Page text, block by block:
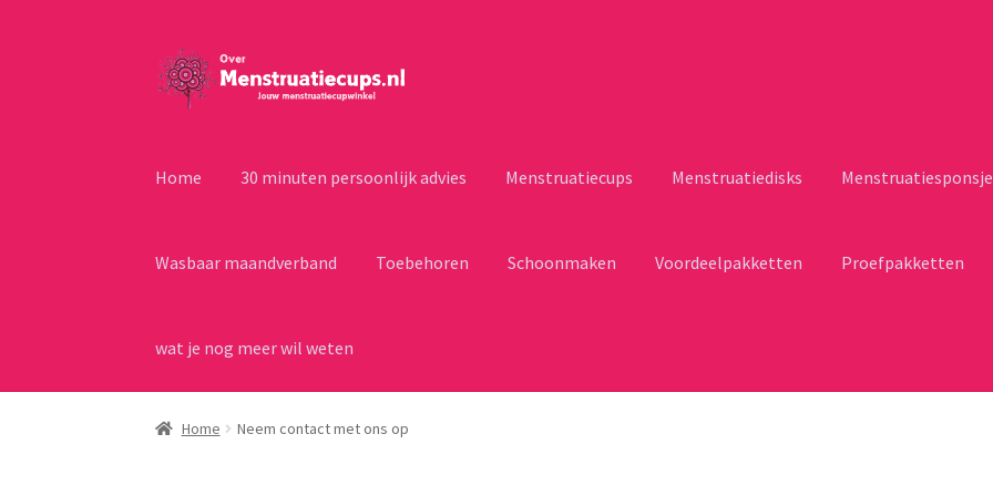
Ga
door
naar
Ga
naar
Home 30 minuten persoonlijk advies Menstruatiecups Menstruatiedisks
Wasbaar maandverband Toebehoren Schoonmaken Voordeelpakketten Proefpakketten
wat je nog meer wil weten
Home Neem contact met ons op